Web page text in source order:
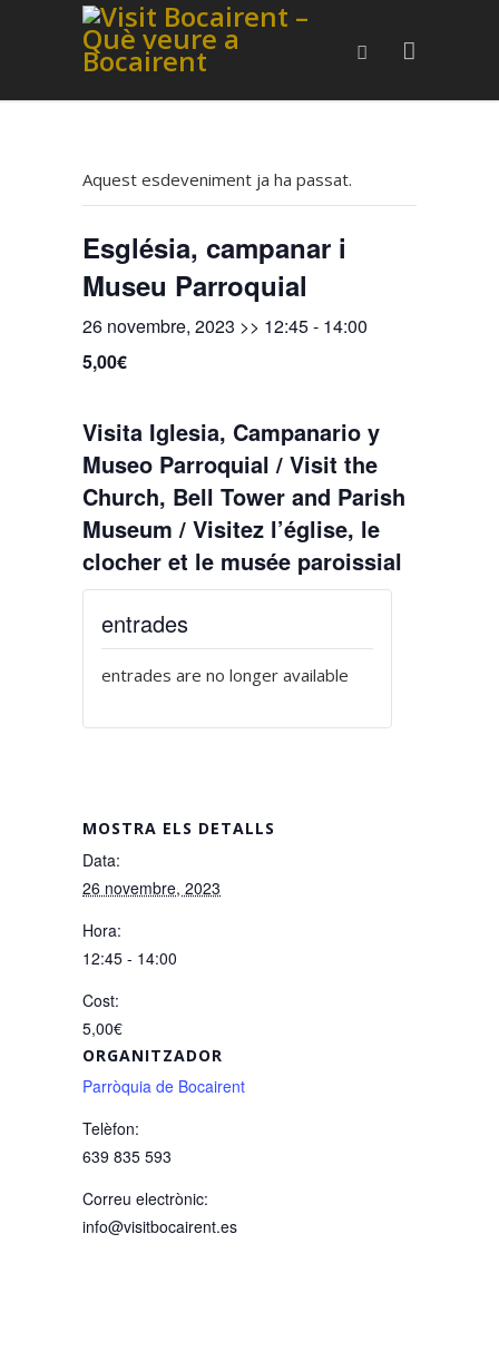
Aquest esdeveniment ja ha passat.
Església, campanar i
Museu Parroquial
26 novembre, 2023 >> 12:45- 14:00
5,00€
Visita Iglesia, Campanario y
Museo Parroquial / Visit the
Church, Bell Tower and Parish
Museum / Visitez l’église, le
clocher et le musée paroissial
MOSTRA ELS DETALLS
Data:
26 novembre, 2023
Hora:
12:45 - 14:00
Cost:
5,00€
ORGANITZADOR
Parròquia de Bocairent
Telèfon:
639 835 593
Correu electrònic:
info@visitbocairent.es
entrades
entrades are no longer available